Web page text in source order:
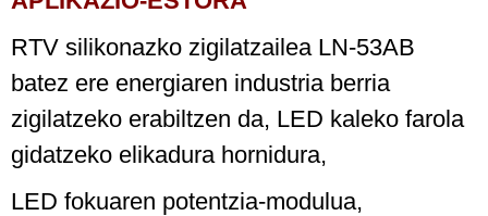
RTV silikonazko zigilatzailea LN-53AB
batez ere energiaren industria berria
zigilatzeko erabiltzen da, LED kaleko farola
gidatzeko elikadura hornidura,
LED fokuaren potentzia-modulua,